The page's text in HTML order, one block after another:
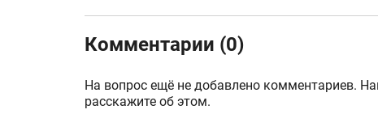
Комментарии (0)
На вопрос ещё не добавлено комментариев.
расскажите об этом.